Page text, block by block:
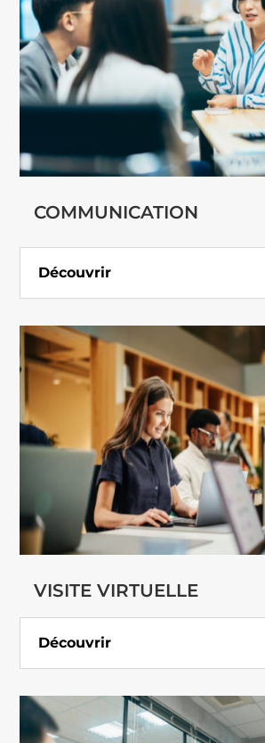
COMMUNICATION
Découvrir
VISITE VIRTUELLE
Découvrir